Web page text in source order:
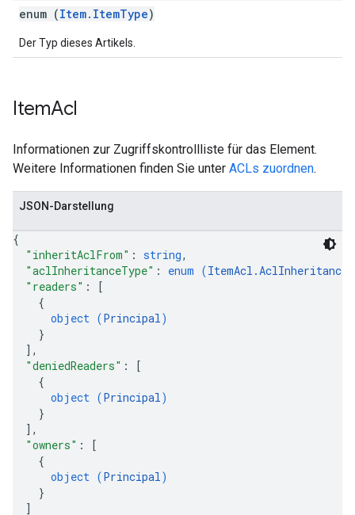
enum (Item.ItemType)
Der Typ dieses Artikels.
ItemAcl
Informationen zur Zugriffskontrollliste für das Element.
Weitere Informationen finden Sie unter ACLs zuordnen.
JSON-Darstellung
{
"inheritAclFrom" : string,
"aclInheritanceType" : enum (
"readers" :
[
{
object (Principal)
}
] ,
"deniedReaders" :
[
{
object (Principal)
}
] ,
"owners" :
[
{
object (Principal)
}
]